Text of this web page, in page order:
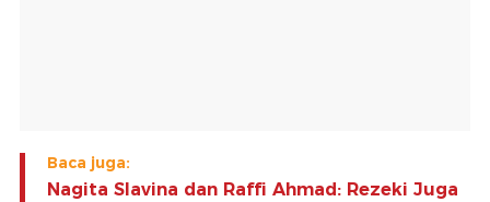
Baca juga:
Nagita Slavina dan Raffi Ahmad: Rezeki Juga